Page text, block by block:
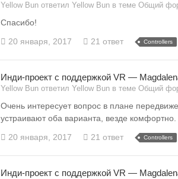
Yellow Bun ответил Yellow Bun в темеОбщий
Спасибо!
20 января, 2017
21 ответ Controllers
Инди-проект с поддержкой VR —
Yellow Bun ответил Yellow Bun в темеОбщий
Очень интересует вопрос в плане
устраивают оба варианта, везде
20 января, 2017
21 ответ Controllers
Инди-проект с поддержкой VR —